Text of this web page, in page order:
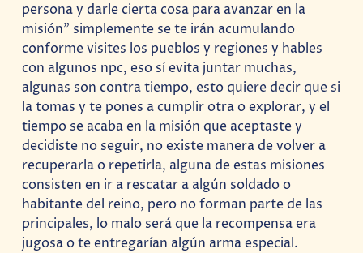
persona y darle cierta cosa para avanzar en la
misión” simplemente se te irán acumulando
conforme visites los pueblos y regiones y hables
con algunos npc, eso sí evita juntar muchas,
algunas son contra tiempo, esto quiere decir que si
la tomas y te pones a cumplir otra o explorar, y el
tiempo se acaba en la misión que aceptaste y
decidiste no seguir, no existe manera de volver a
recuperarla o repetirla, alguna de estas misiones
consisten en ir a rescatar a algún soldado o
habitante del reino, pero no forman parte de las
principales, lo malo será que la recompensa era
jugosa o te entregarían algún arma especial.